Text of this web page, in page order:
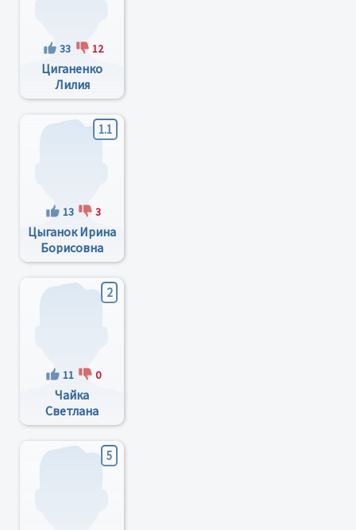
33 12
Циганенко
Лилия
Федоровна
1.1
13 3
Цыганок Ирина
Борисовна
2
11 0
Чайка
Светлана
Арсентьевна
5